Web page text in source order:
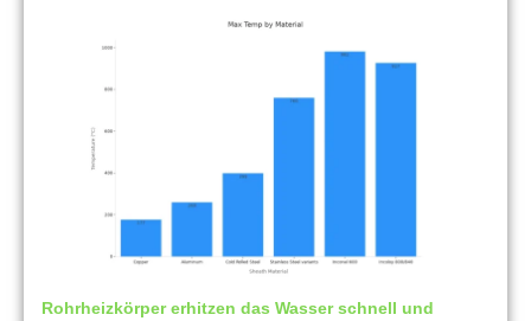
Rohrheizkörper erhitzen das Wasser schnell und